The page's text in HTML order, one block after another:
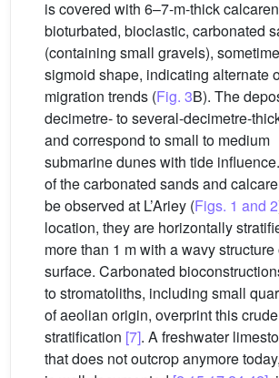
is covered with 6–7-m-thick
bioturbated, bioclastic, carbonated
(containing small gravels),
sigmoid shape, indicating alternate
migration trends (Fig. 3B). The
decimetre- to several-decimetre-
and correspond to small to medium
submarine dunes with tide
of the carbonated sands and
be observed at L’Ariey (Figs. 1 and 2
location, they are horizontally
more than 1 m with a wavy structure
surface. Carbonated
to stromatoliths, including small
of aeolian origin, overprint this crude
stratification [7]. A freshwater
that does not outcrop anymore